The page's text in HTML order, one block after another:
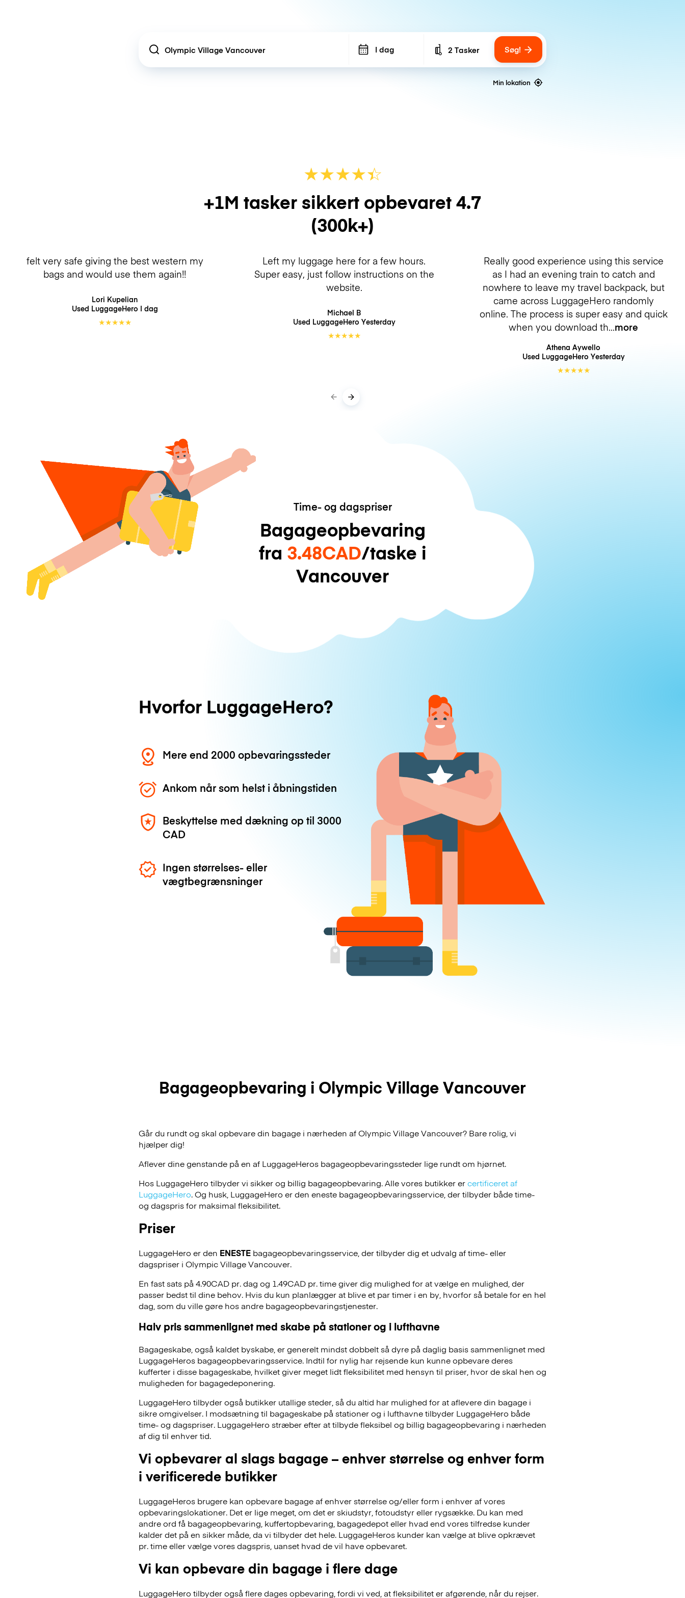
Location I dag Number of bags
2 Tasker Søg!
Min lokation
★★★★☆
★
+1M tasker sikkert opbevaret4.7
(300k+)
felt very safe giving the best western my
bags and would use them again!!
Lori Kupelian
Used LuggageHero I dag
★★★★★
Left my luggage here for a few hours.
Super easy, just follow instructions on the
website.
Michael B
Used LuggageHero Yesterday
★★★★★
Really good experience using this service
as I had an evening train to catch and
nowhere to leave my travel backpack, but
came across LuggageHero randomly
online. The process is super easy and quick
when you download th more
Athena Aywello
Used LuggageHero Yesterday
★★★★★
Time- og dagspriser
Bagageopbevaring
fra 3.48CAD/taske i
Vancouver
Hvorfor LuggageHero?
Mere end 2000 opbevaringssteder
Ankom når som helst i åbningstiden
Beskyttelse med dækning op til 3000
CAD
Ingen størrelses- eller
vægtbegrænsninger
Bagageopbevaring i Olympic Village Vancouver
Går du rundt og skal opbevare din bagage i nærheden af Olympic Village Vancouver? Bare rolig, vi
hjælper dig!
Aflever dine genstande på en af LuggageHeros bagageopbevaringssteder lige rundt om hjørnet.
Hos LuggageHero tilbyder vi sikker og billig bagageopbevaring. Alle vores butikker ercertificeret af
LuggageHero. Og husk, LuggageHero er den eneste bagageopbevaringsservice, der tilbyder både time-
og dagspris for maksimal fleksibilitet.
Priser
LuggageHero er den ENESTE bagageopbevaringsservice, der tilbyder dig et udvalg af time- eller
dagspriser i Olympic Village Vancouver.
En fast sats på 4.90CAD pr. dag og 1.49CAD pr. time giver dig mulighed for at vælge en mulighed, der
passer bedst til dine behov. Hvis du kun planlægger at blive et par timer i en by, hvorfor så betale for en hel
dag, som du ville gøre hos andre bagageopbevaringstjenester.
Halv pris sammenlignet med skabe på stationer og i lufthavne
Bagageskabe, også kaldet byskabe, er generelt mindst dobbelt så dyre på daglig basis sammenlignet med
LuggageHeros bagageopbevaringsservice. Indtil for nylig har rejsende kun kunne opbevare deres
kufferter i disse bagageskabe, hvilket giver meget lidt fleksibilitet med hensyn til priser, hvor de skal hen og
muligheden for bagagedeponering.
LuggageHero tilbyder også butikker utallige steder, så du altid har mulighed for at aflevere din bagage i
sikre omgivelser. I modsætning til bagageskabe på stationer og i lufthavne tilbyder LuggageHero både
time- og dagspriser. LuggageHero stræber efter at tilbyde fleksibel og billig bagageopbevaring i nærheden
af dig til enhver tid.
Vi opbevarer al slags bagage – enhver størrelse og enhver form
i verificerede butikker
LuggageHeros brugere kan opbevare bagage af enhver størrelse og/eller form i enhver af vores
opbevaringslokationer. Det er lige meget, om det er skiudstyr, fotoudstyr eller rygsække. Du kan med
andre ord få bagageopbevaring, kuffertopbevaring, bagagedepot eller hvad end vores tilfredse kunder
kalder det på en sikker måde, da vi tilbyder det hele. LuggageHeros kunder kan vælge at blive opkrævet
pr. time eller vælge vores dagspris, uanset hvad de vil have opbevaret.
Vi kan opbevare din bagage i flere dage
LuggageHero tilbyder også flere dages opbevaring, fordi vi ved, at fleksibilitet er afgørende, når du rejser.